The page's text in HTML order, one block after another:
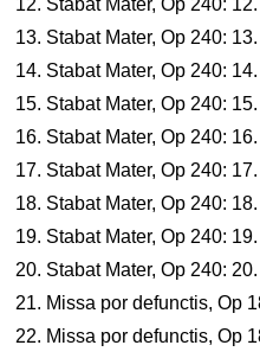
12. Stabat Mater, Op 240:
13. Stabat Mater, Op 240:
14. Stabat Mater, Op 240:
15. Stabat Mater, Op 240:
16. Stabat Mater, Op 240:
17. Stabat Mater, Op 240:
18. Stabat Mater, Op 240:
19. Stabat Mater, Op 240:
20. Stabat Mater, Op 240:
21. Missa por defunctis, Op
22. Missa por defunctis, Op